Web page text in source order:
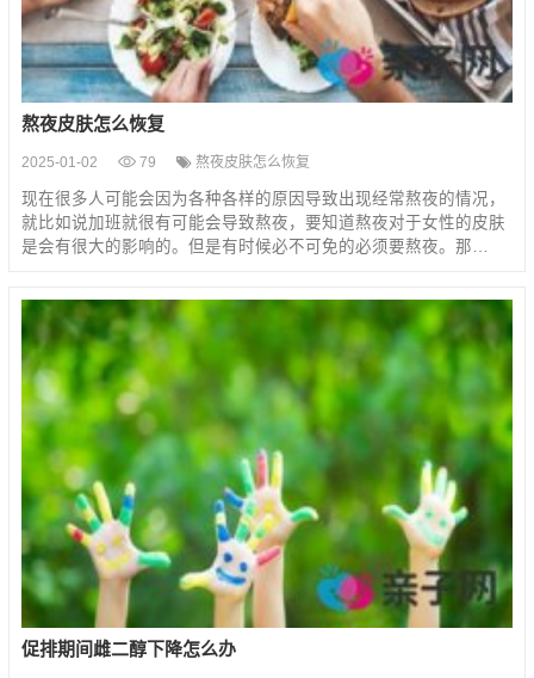
熬夜皮肤怎么恢复
2025-01-02 79 熬夜皮肤怎么恢复
现在很多人可能会因为各种各样的原因导致出现经常熬夜的情况，
就比如说加班就很有可能会导致熬夜，要知道熬夜对于女性的皮肤
是会有很大的影响的。但是有时候必不可免的必须要熬夜。那…
促排期间雌二醇下降怎么办